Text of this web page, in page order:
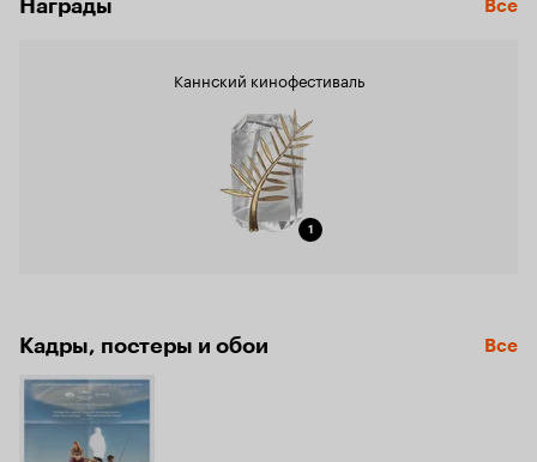
Награды Все
Каннский кинофестиваль
1
Кадры, постеры и обои Все